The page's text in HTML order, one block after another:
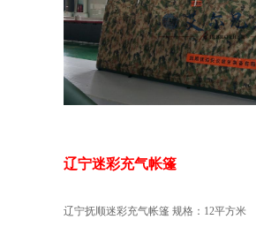
辽宁迷彩充气帐篷
辽宁抚顺迷彩充气帐篷 规格：12平方米